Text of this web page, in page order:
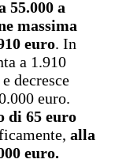
55.000 a
massima
euro. In
a 1.910
decresce
euro.
di 65 euro
alla
euro.